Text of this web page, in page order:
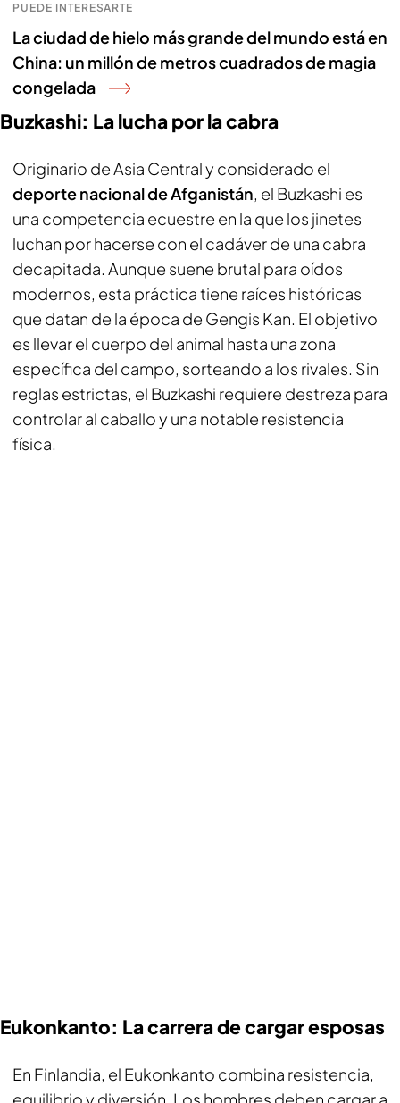
PUEDE INTERESARTE
La ciudad de hielo más grande del mundo está en
China: un millón de metros cuadrados de magia
congelada
Buzkashi: La lucha por la cabra
Originario de Asia Central y considerado el
deporte nacional de Afganistán, el Buzkashi es
una competencia ecuestre en la que los jinetes
luchan por hacerse con el cadáver de una cabra
decapitada. Aunque suene brutal para oídos
modernos, esta práctica tiene raíces históricas
que datan de la época de Gengis Kan. El objetivo
es llevar el cuerpo del animal hasta una zona
específica del campo, sorteando a los rivales. Sin
reglas estrictas, el Buzkashi requiere destreza para
controlar al caballo y una notable resistencia
física.
Eukonkanto: La carrera de cargar esposas
En Finlandia, el Eukonkanto combina resistencia,